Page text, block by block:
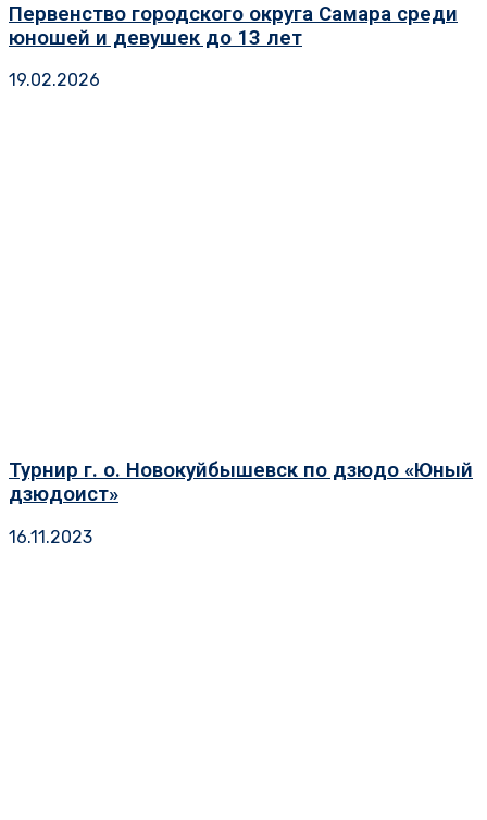
Первенство городского округа Самара среди
юношей и девушек до 13 лет
19.02.2026
Турнир г. о. Новокуйбышевск по дзюдо «Юный
дзюдоист»
16.11.2023